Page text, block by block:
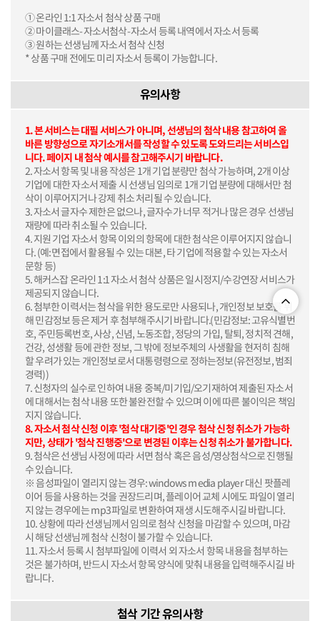
① 온라인 1:1 자소서 첨삭 상품 구매
② 마이클래스-자소서첨삭-자소서 등록 내역에서 자소서 등록
③ 원하는 선생님께 자소서 첨삭 신청
* 상품 구매 전에도 미리 자소서 등록이 가능합니다.
유의사항
1. 본 서비스는 대필 서비스가 아니며, 선생님의 첨삭 내용 참고하여 올
바른 방향성으로 자기소개서를 작성할 수 있도록 도와드리는 서비스입
니다. 페이지 내 첨삭 예시를 참고해주시기 바랍니다.
2. 자소서 항목 및 내용 작성은 1개 기업 분량만 첨삭 가능하며, 2개 이상
기업에 대한 자소서 제출 시 선생님 임의로 1개 기업 분량에 대해서만 첨
삭이 이루어지거나 강제 취소 처리될 수 있습니다.
3. 자소서 글자수 제한은 없으나, 글자수가 너무 적거나 많은 경우 선생님
재량에 따라 취소될 수 있습니다.
4. 지원 기업 자소서 항목 이외의 항목에 대한 첨삭은 이루어지지 않습니
다. (예: 면접에서 활용될 수 있는 대본, 타 기업에 적용할 수 있는 자소서
문항 등)
5. 해커스잡 온라인 1:1 자소서 첨삭 상품은 일시정지/수강연장 서비스가
제공되지 않습니다.
6. 첨부한 이력서는 첨삭을 위한 용도로만 사용되나, 개인정보 보호를 위
해 민감정보 등은 제거 후 첨부해주시기 바랍니다.(민감정보: 고유식별번
호, 주민등록번호, 사상, 신념, 노동조합, 정당의 가입, 탈퇴, 정치적 견해,
건강, 성생활 등에 관한 정보, 그 밖에 정보주체의 사생활을 현저히 침해
할 우려가 있는 개인정보로서 대통령령으로 정하는정보(유전정보, 범죄
경력))
7. 신청자의 실수로 인하여 내용 중복/미기입/오기재하여 제출된 자소서
에 대해서는 첨삭 내용 또한 불완전할 수 있으며 이에 따른 불이익은 책임
지지 않습니다.
8. 자소서 첨삭 신청 이후 '첨삭 대기중'인 경우 첨삭 신청 취소가 가능하
지만, 상태가 '첨삭 진행중'으로 변경된 이후는 신청 취소가 불가합니다.
9. 첨삭은 선생님 사정에 따라 서면 첨삭 혹은 음성/영상첨삭으로 진행될
수 있습니다.
※ 음성파일이 열리지 않는 경우: windows media player 대신 팟플레
이어 등을 사용하는 것을 권장드리며, 플레이어 교체 시에도 파일이 열리
지 않는 경우에는 mp3파일로 변환하여 재생 시도해주시길 바랍니다.
10. 상황에 따라 선생님께서 임의로 첨삭 신청을 마감할 수 있으며, 마감
시 해당 선생님께 첨삭 신청이 불가할 수 있습니다.
11. 자소서 등록 시 첨부파일에 이력서 외 자소서 항목 내용을 첨부하는
것은 불가하며, 반드시 자소서 항목 양식에 맞춰 내용을 입력해주시길 바
랍니다.
첨삭 기간 유의사항